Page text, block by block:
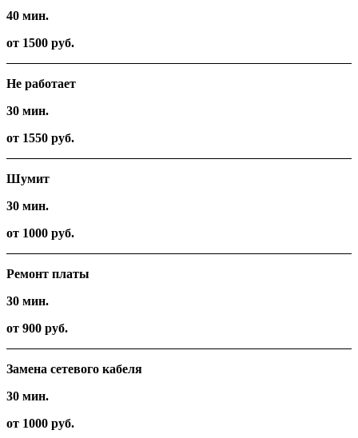
40 мин.
от 1500 руб.
Не работает
30 мин.
от 1550 руб.
Шумит
30 мин.
от 1000 руб.
Ремонт платы
30 мин.
от 900 руб.
Замена сетевого кабеля
30 мин.
от 1000 руб.